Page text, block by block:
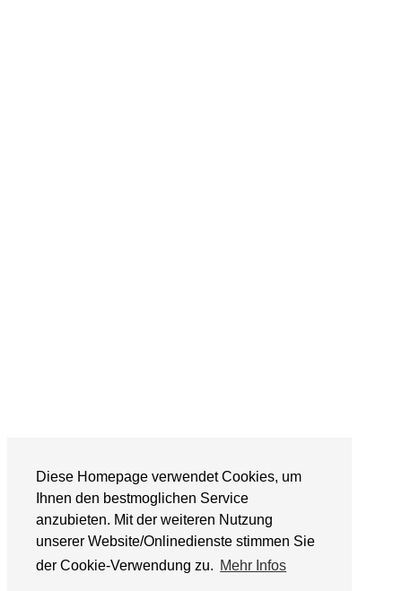
Diese Homepage verwendet Cookies, um
Ihnen den bestmoglichen Service
anzubieten. Mit der weiteren Nutzung
unserer Website/Onlinedienste stimmen Sie
der Cookie-Verwendung zu. Mehr Infos